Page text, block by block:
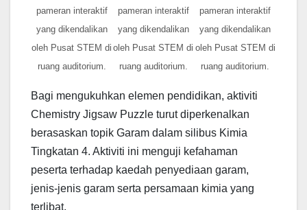
pameran interaktif
yang dikendalikan
oleh Pusat STEM di
ruang auditorium.
pameran interaktif
yang dikendalikan
oleh Pusat STEM di
ruang auditorium.
pameran interaktif
yang dikendalikan
oleh Pusat STEM di
ruang auditorium.
Bagi mengukuhkan elemen pendidikan, aktiviti
Chemistry Jigsaw Puzzle turut diperkenalkan
berasaskan topik Garam dalam silibus Kimia
Tingkatan 4. Aktiviti ini menguji kefahaman
peserta terhadap kaedah penyediaan garam,
jenis-jenis garam serta persamaan kimia yang
terlibat.